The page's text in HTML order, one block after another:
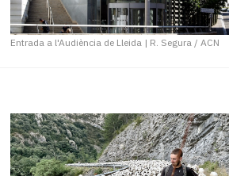
Entrada a l'Audiència de Lleida | R. Segura / ACN